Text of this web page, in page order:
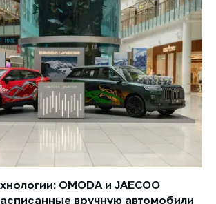
OMODA и JAECOO
вручную автомобили